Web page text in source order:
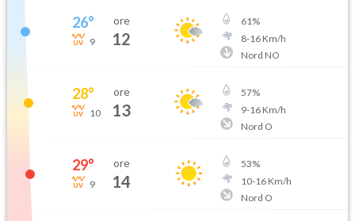
26°
9
ore
12
61%
8-16Km/h
Nord NO
28°
10
ore
13
57%
9-16Km/h
Nord O
29°
9
ore
14
53%
10-16Km/h
Nord O